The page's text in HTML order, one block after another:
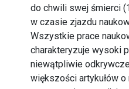
do chwili swej śmierci
w czasie zjazdu
Wszystkie prace
charakteryzuje wysoki
niewątpliwie
większości artykułów o